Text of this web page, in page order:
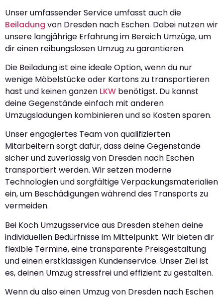
Unser umfassender Service umfasst auch die
Beiladung von Dresden nach Eschen. Dabei nutzen wir
unsere langjährige Erfahrung im Bereich Umzüge, um
dir einen reibungslosen Umzug zu garantieren.
Die Beiladung ist eine ideale Option, wenn du nur
wenige Möbelstücke oder Kartons zu transportieren
hast und keinen ganzen LKW benötigst. Du kannst
deine Gegenstände einfach mit anderen
Umzugsladungen kombinieren und so Kosten sparen.
Unser engagiertes Team von qualifizierten
Mitarbeitern sorgt dafür, dass deine Gegenstände
sicher und zuverlässig von Dresden nach Eschen
transportiert werden. Wir setzen moderne
Technologien und sorgfältige Verpackungsmaterialien
ein, um Beschädigungen während des Transports zu
vermeiden.
Bei Koch Umzugsservice aus Dresden stehen deine
individuellen Bedürfnisse im Mittelpunkt. Wir bieten dir
flexible Termine, eine transparente Preisgestaltung
und einen erstklassigen Kundenservice. Unser Ziel ist
es, deinen Umzug stressfrei und effizient zu gestalten.
Wenn du also einen Umzug von Dresden nach Eschen